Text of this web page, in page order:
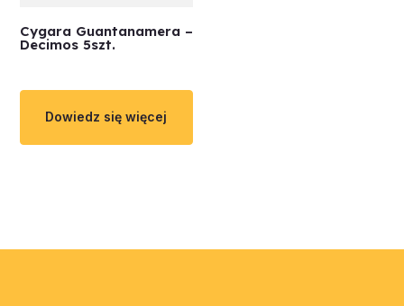
Cygara Guantanamera –
Decimos 5szt.
Dowiedz się więcej